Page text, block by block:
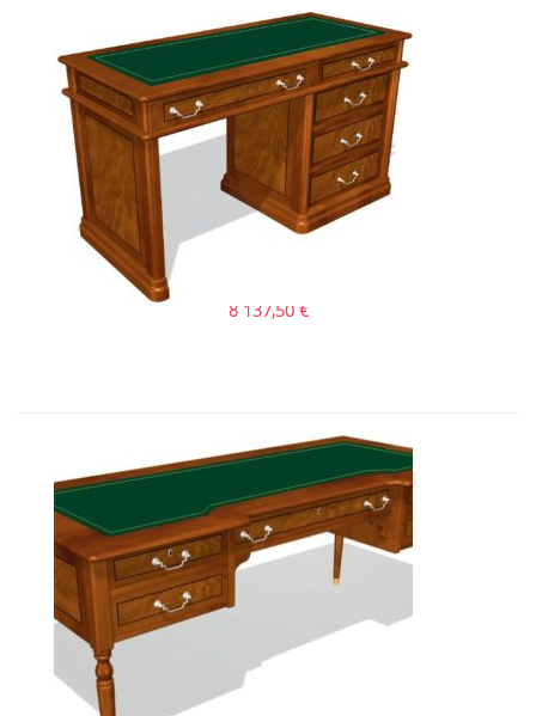
Art&Moble 01123 Стол секретаря �...
8 137,50 €
Art&Moble 01125 Стол руководите...